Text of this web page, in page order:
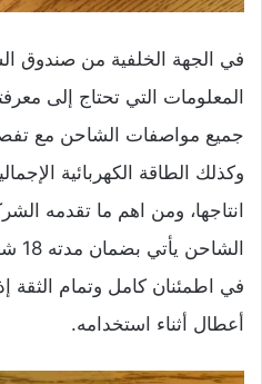
في الجهة الخلفية من صندوق
المعلومات التي تحتاج إلى
جميع مواصفات الشاحن مع
وكذلك الطاقة الكهربائية
انتاجها، ومن اهم ما تقدمه
في اطمئنان كامل وتمام الثقة
أعطال أثناء استخدامه.